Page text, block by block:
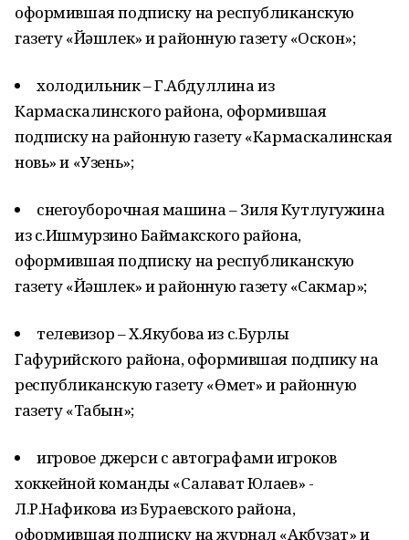
оформившая подписку на республиканскую
газету «Йәшлек» и районную газету «Оскон»;
холодильник – Г.Абдуллина из
Кармаскалинского района, оформившая
подписку на районную газету «Кармаскалинская
новь» и «Узень»;
снегоуборочная машина – Зиля Кутлугужина
из с.Ишмурзино Баймакского района,
оформившая подписку на республиканскую
газету «Йәшлек» и районную газету «Сакмар»;
телевизор – Х.Якубова из с.Бурлы
Гафурийского района, оформившая подпику на
республиканскую газету «Өмет» и районную
газету «Табын»;
игровое джерси с автографами игроков
хоккейной команды «Салават Юлаев» -
Л.Р.Нафикова из Бураевского района,
оформившая подписку на журнал «Акбузат» и